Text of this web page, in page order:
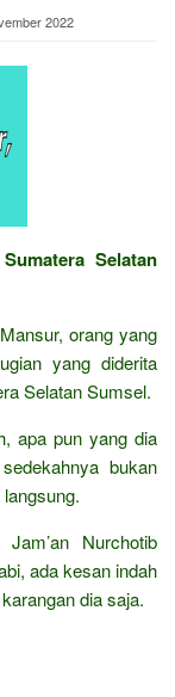
2022
Selatan
orang yang
yang diderita
Selatan Sumsel.
apa pun yang dia
bukan
Nurchotib
ada kesan indah
dia saja.